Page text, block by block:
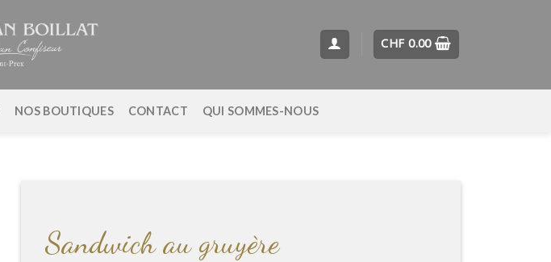
CHF 0.00
NOS BOUTIQUES CONTACT QUI SOMMES-NOUS
Sandwich au gruyère